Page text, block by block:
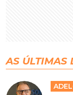
AS ÚLTIMAS